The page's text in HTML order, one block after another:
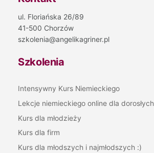
ul. Floriańska 26/89
41-500 Chorzów
szkolenia@angelikagriner.pl
Szkolenia
Intensywny Kurs Niemieckiego
Lekcje niemieckiego online dla dorosłych
Kurs dla młodzieży
Kurs dla firm
Kurs dla młodszych i najmłodszych :)